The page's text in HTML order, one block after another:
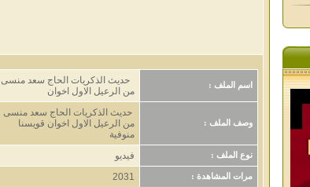
اسم الملف :
حديث الذكريات الحاج سعد منسى
من الرعيل الاول اخوان
وصف الملف :
حديث الذكريات الحاج سعد منسى
من الرعيل الاول اخوان قويسنا
منوفية
نوع الملف : فيديو
مرات المشاهدة : 2031